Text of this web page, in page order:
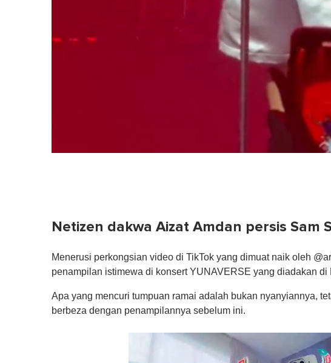
Netizen dakwa Aizat Amdan persis Sam
Menerusi perkongsian video di TikTok yang dimuat naik oleh
penampilan istimewa di konsert YUNAVERSE yang diadakan di
Apa yang mencuri tumpuan ramai adalah bukan nyanyiannya,
berbeza dengan penampilannya sebelum ini.